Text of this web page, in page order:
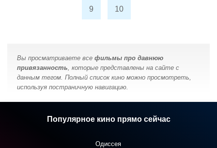
9 10
Вы просматриваете все фильмы про давнюю
привязанность, которые представлены на сайте с
данным тегом. Полный список кино можно просмотреть,
используя постраничную навигацию.
Популярное кино прямо сейчас
Одиссея